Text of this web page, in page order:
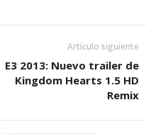
Artículo siguiente
E3 2013: Nuevo trailer de
Kingdom Hearts 1.5 HD
Remix